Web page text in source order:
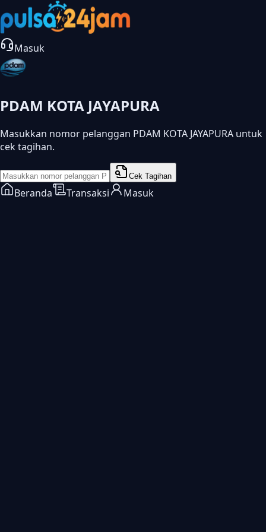
Masuk
PDAM KOTA JAYAPURA
Masukkan nomor pelanggan PDAM KOTA JAYAPURA untuk
cek tagihan.
Cek Tagihan
Beranda Transaksi Masuk